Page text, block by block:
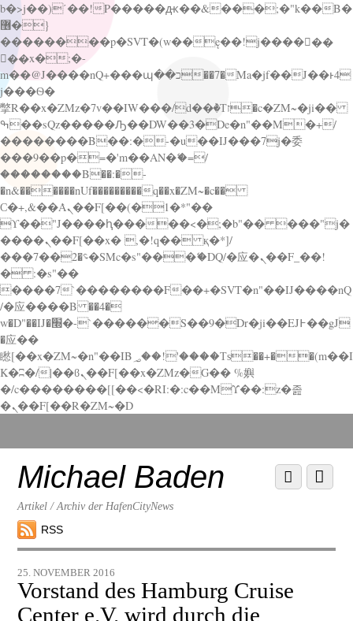
b�>j��)΄��!P�����ԫ��&���;�"k��B�
޶�}
��������p�SVT�(w��ę��!j������
��x�;�-
m��@J����nQ+���պ��כ��7�Ma�jf��J��ͱ4
j���Ѳ�
撆R��x�ZMz�7v��IW���/d��ٞ�Тז�c�ZM~�ji��
ߒ��sQz�����Ԡ��DW��3�De�n"��M�+/
��������B��:�-�u��IJ���7j�委
���9��p�=�'m��AN�ޭ�=/
��������B��:�-
�n&������nUf���������q��x�ZM~�c��
Ϲ�+,&��Ὰܢ��F[��(�1�*"��
ϒ��"J����ԧ�����<�;�b"�� ���"j�
����ܢ��F[��x� ,�!q�� қ�*]/
���؝�2��7�SMc�s"���ޭ�DQ/�应�ܢ��F_��!
� :�s"��
����7`��������F��+�SVT�n"��IJ����nQ
/�应����B ��4�
w�D"��IJ�׭�-`������S��9�Dr�ji��EJ߅��gJ
�应��
矁[��x�ZM~�n"��IB؃��!'����Тѕ��+��(m��I
K�ʭ�/|��ϐܢ��F[��x�ZMz�G�� %嬩
�/c��������[[��<�RI:�:c��MΎ��:z�졾
�ܢ��F[��R�ZM~�D
down
contentMichael Baden
Artikel / Archiv der HafenCityNews
RSS
Menu
Scroll
down
25. NOVEMBER 2016
Vorstand des Hamburg Cruise
Center e.V. wird durch die